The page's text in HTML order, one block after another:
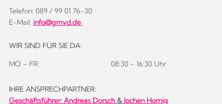
Telefon: 089 / 99 01 76-30
E-Mail: info@gmvd.de
WIR SIND FÜR SIE DA:
MO – FR: 08:30 - 16:30 Uhr
IHRE ANSPRECHPARTNER:
Geschäftsführer: Andreas Dorsch& Jochen Hornig